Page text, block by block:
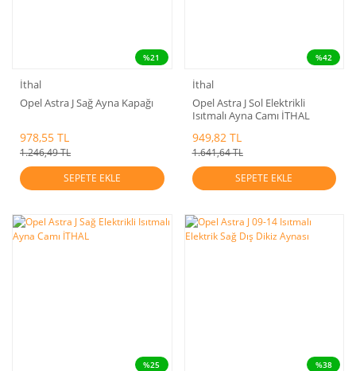
%21
İthal
Opel Astra J Sağ Ayna Kapağı
978,55 TL
1.246,49 TL
SEPETE EKLE
%42
İthal
Opel Astra J Sol Elektrikli
Isıtmalı Ayna Camı İTHAL
949,82 TL
1.641,64 TL
SEPETE EKLE
%25 %38